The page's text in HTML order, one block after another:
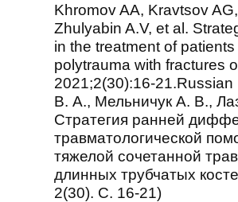
Khromov AA, Kravtsov
Zhulyabin A.V, et al.
in the treatment of
polytrauma with fractures
2021;2(30):16-
В. А., Мельничук А. В.,
Стратегия ранней
травматологической
тяжелой сочетанной
длинных трубчатых
2(30). С. 16-21)